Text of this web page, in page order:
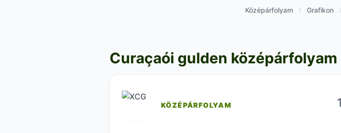
Középárfolyam Grafikon
Curaçaói gulden középárfolyam
KÖZÉPÁRFOLYAM